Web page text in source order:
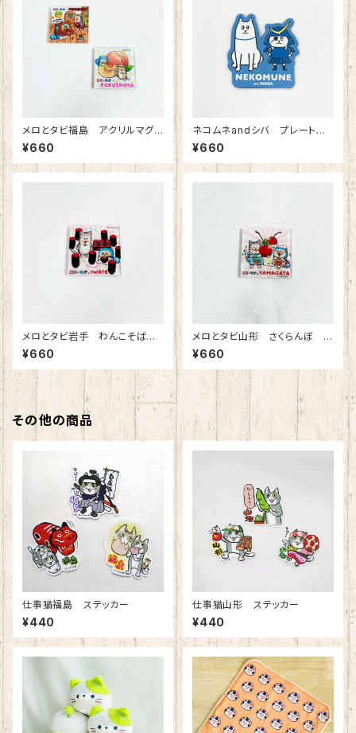
メロとタビ福島 アクリルマグ
ネット
¥660
ネコムネandシバ プレートマ
グネット（ネコムネ・シバ）
¥660
メロとタビ岩手 わんこそば
アクリルマグネット
¥660
メロとタビ山形 さくらんぼ ア
クリルマグネット
¥660
その他の商品
仕事猫福島 ステッカー
¥440
仕事猫山形 ステッカー
¥440